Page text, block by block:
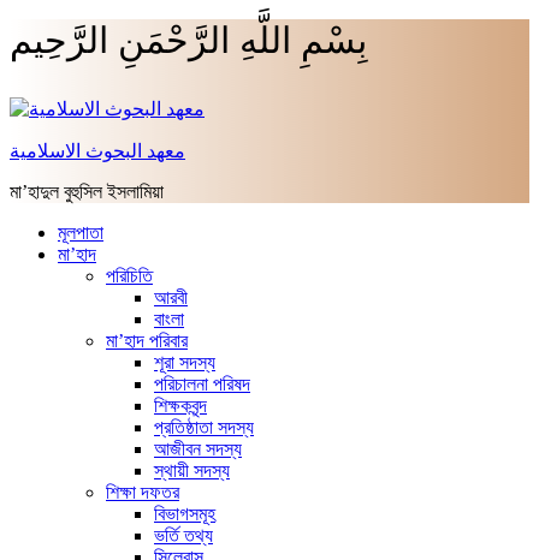
بِسْمِ اللَّهِ الرَّحْمَنِ الرَّحِيم
معهد البحوث الاسلامية
মা’হাদুল বুহুসিল ইসলামিয়া
মূলপাতা
মা’হাদ
পরিচিতি
আরবী
বাংলা
মা’হাদ পরিবার
শূরা সদস্য
পরিচালনা পরিষদ
শিক্ষকবৃন্দ
প্রতিষ্ঠাতা সদস্য
আজীবন সদস্য
স্থায়ী সদস্য
শিক্ষা দফতর
বিভাগসমূহ
ভর্তি তথ্য